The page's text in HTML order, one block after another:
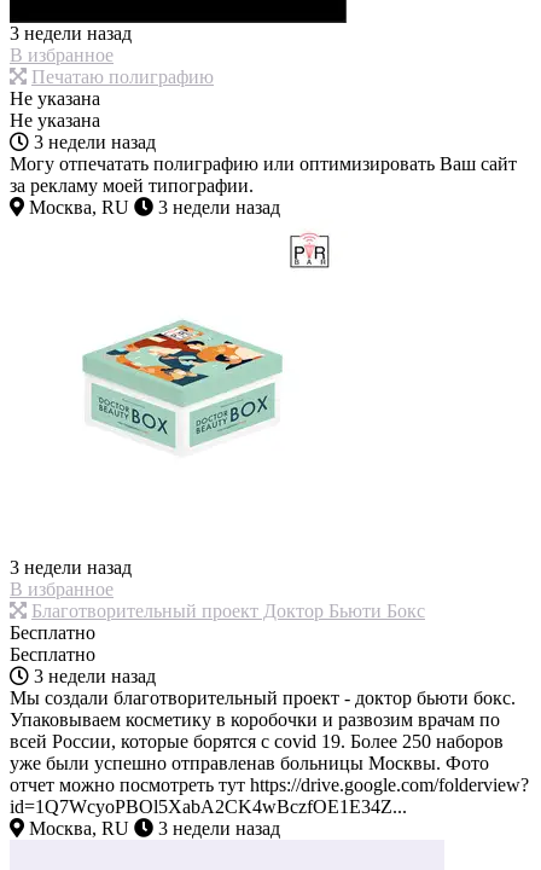
3 недели назад
В избранное
Печатаю полиграфию
Не указана
Не указана
3 недели назад
Могу отпечатать полиграфию или оптимизировать Ваш сайт
за рекламу моей типографии.
Москва, RU
3 недели назад
3 недели назад
В избранное
Благотворительный проект Доктор Бьюти Бокс
Бесплатно
Бесплатно
3 недели назад
Мы создали благотворительный проект - доктор бьюти бокс.
Упаковываем косметику в коробочки и развозим врачам по
всей России, которые борятся с covid 19. Более 250 наборов
уже были успешно отправленав больницы Москвы. Фото
отчет можно посмотреть тут https://drive.google.com/folderview?
id=1Q7WcyoPBOl5XabA2CK4wBczfOE1E34Z...
Москва, RU
3 недели назад